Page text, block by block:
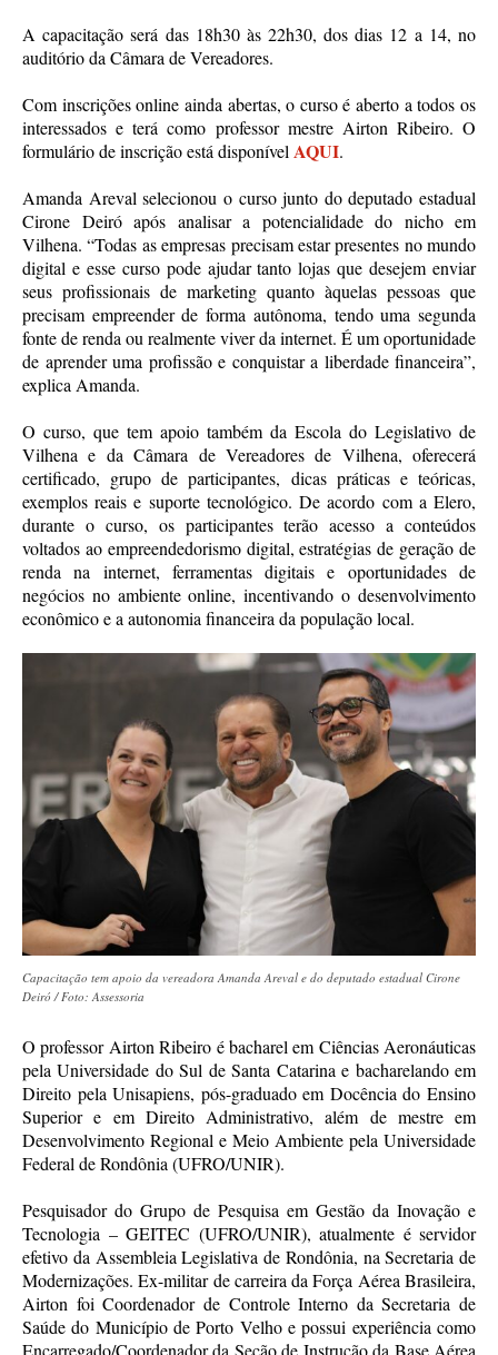
A capacitação será das 18h30 às 22h30, dos dias 12 a 14, no
auditório da Câmara de Vereadores.
Com inscrições online ainda abertas, o curso é aberto a todos os
interessados e terá como professor mestre Airton Ribeiro. O
formulário de inscrição está disponível AQUI.
Amanda Areval selecionou o curso junto do deputado estadual
Cirone Deiró após analisar a potencialidade do nicho em
Vilhena. “Todas as empresas precisam estar presentes no mundo
digital e esse curso pode ajudar tanto lojas que desejem enviar
seus profissionais de marketing quanto àquelas pessoas que
precisam empreender de forma autônoma, tendo uma segunda
fonte de renda ou realmente viver da internet. É um oportunidade
de aprender uma profissão e conquistar a liberdade financeira”,
explica Amanda.
O curso, que tem apoio também da Escola do Legislativo de
Vilhena e da Câmara de Vereadores de Vilhena, oferecerá
certificado, grupo de participantes, dicas práticas e teóricas,
exemplos reais e suporte tecnológico. De acordo com a Elero,
durante o curso, os participantes terão acesso a conteúdos
voltados ao empreendedorismo digital, estratégias de geração de
renda na internet, ferramentas digitais e oportunidades de
negócios no ambiente online, incentivando o desenvolvimento
econômico e a autonomia financeira da população local.
Capacitação tem apoio da vereadora Amanda Areval e do deputado estadual Cirone
Deiró / Foto: Assessoria
O professor Airton Ribeiro é bacharel em Ciências Aeronáuticas
pela Universidade do Sul de Santa Catarina e bacharelando em
Direito pela Unisapiens, pós-graduado em Docência do Ensino
Superior e em Direito Administrativo, além de mestre em
Desenvolvimento Regional e Meio Ambiente pela Universidade
Federal de Rondônia (UFRO/UNIR).
Pesquisador do Grupo de Pesquisa em Gestão da Inovação e
Tecnologia – GEITEC (UFRO/UNIR), atualmente é servidor
efetivo da Assembleia Legislativa de Rondônia, na Secretaria de
Modernizações. Ex-militar de carreira da Força Aérea Brasileira,
Airton foi Coordenador de Controle Interno da Secretaria de
Saúde do Município de Porto Velho e possui experiência como
Encarregado/Coordenador da Seção de Instrução da Base Aérea